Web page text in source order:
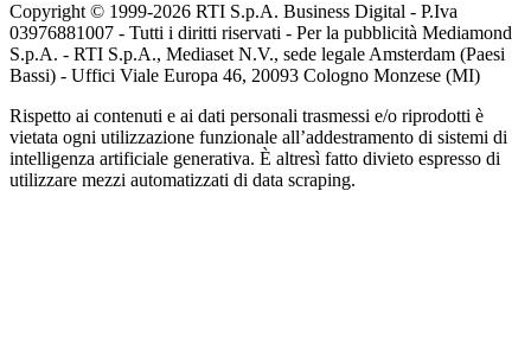
Copyright © 1999-2026 RTI S.p.A. Business Digital - P.Iva
03976881007 - Tutti i diritti riservati - Per la pubblicità Mediamond
S.p.A. - RTI S.p.A., Mediaset N.V., sede legale Amsterdam (Paesi
Bassi) - Uffici Viale Europa 46, 20093 Cologno Monzese (MI)
Rispetto ai contenuti e ai dati personali trasmessi e/o riprodotti è
vietata ogni utilizzazione funzionale all’addestramento di sistemi di
intelligenza artificiale generativa. È altresì fatto divieto espresso di
utilizzare mezzi automatizzati di data scraping.